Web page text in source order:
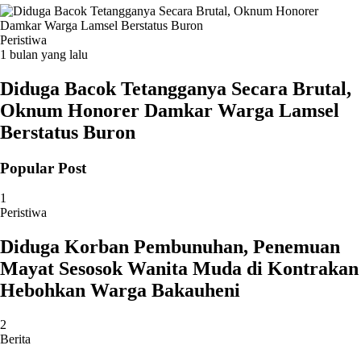
Peristiwa
1 bulan yang lalu
Diduga Bacok Tetangganya Secara Brutal,
Oknum Honorer Damkar Warga Lamsel
Berstatus Buron
Popular Post
1
Peristiwa
Diduga Korban Pembunuhan, Penemuan
Mayat Sesosok Wanita Muda di Kontrakan
Hebohkan Warga Bakauheni
2
Berita